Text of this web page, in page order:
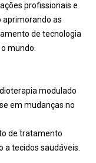
profissionais e
aprimorando as
de tecnologia
mundo.
modulado
em mudanças no
de tratamento
tecidos saudáveis.